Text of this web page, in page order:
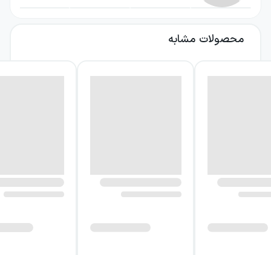
دوره‌ای تازه است؛ دوره‌ای سرشار از دوستی،
با رخدادی که مسیر زندگی او و اطرافیانش را
خود به کالور کریک می‌رود و در آنجا با جهانی
مواجه می‌شود که با گذشته‌اش تفاوت زیادی دارد.
فضای مدرسه، برای مایلز فقط محل تحصیل
محصولات مشابه